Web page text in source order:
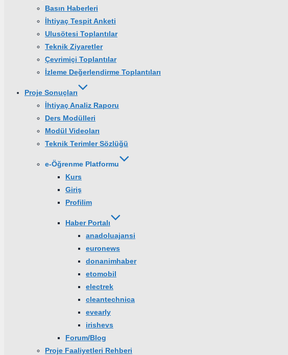
Basın Haberleri
İhtiyaç Tespit Anketi
Ulusötesi Toplantılar
Teknik Ziyaretler
Çevrimiçi Toplantılar
İzleme Değerlendirme Toplantıları
Proje Sonuçları
İhtiyaç Analiz Raporu
Ders Modülleri
Modül Videoları
Teknik Terimler Sözlüğü
e-Öğrenme Platformu
Kurs
Giriş
Profilim
Haber Portalı
anadoluajansi
euronews
donanimhaber
etomobil
electrek
cleantechnica
evearly
irishevs
Forum/Blog
Proje Faaliyetleri Rehberi